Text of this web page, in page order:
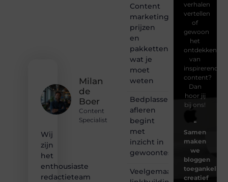
Milan
de
Boer
Content
Specialist
Wij
zijn
het
enthousiaste
redactieteam
Content
marketing
prijzen
en
pakketten:
wat je
moet
weten
Bedplassen
afleren
begint
met
inzicht in
gewoontes
Veelgemaakte
verhalen
vertellen
of
gewoon
het
ontdekken
van
inspirerende
content?
Dan
hoor jij
bij ons!
❝
Samen
maken
we
bloggen
toegankelijk,
creatief